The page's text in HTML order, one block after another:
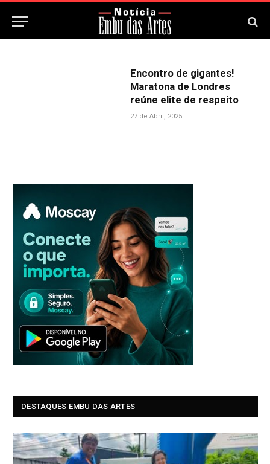
Encontro de gigantes!
Maratona de Londres
reúne elite de respeito
27 de Abril, 2025
DESTAQUES EMBU DAS ARTES